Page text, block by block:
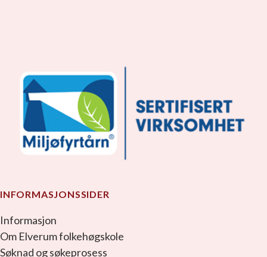
INFORMASJONSSIDER
Informasjon
Om Elverum folkehøgskole
Søknad og søkeprosess